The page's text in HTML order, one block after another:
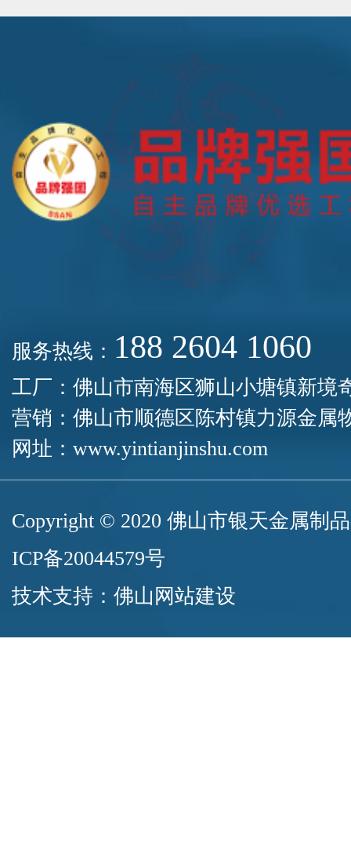
服务热线： 188 2604 1060
工厂：佛山市南海区狮山小塘镇新境
营销：佛山市顺德区陈村镇力源金属
网址： www.yintianjinshu.com
Copyright © 2020 佛山市银天金属制
ICP备20044579号
技术支持： 佛山网站建设